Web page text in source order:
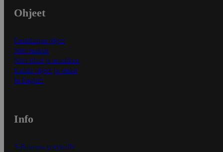
Ohjeet
Ensitilaajan ohjeet
Näin maksat
Näin tilaat ja muokkaat
Kaikki ohjeet ja vinkit
In English
Info
S-Business yrityksille